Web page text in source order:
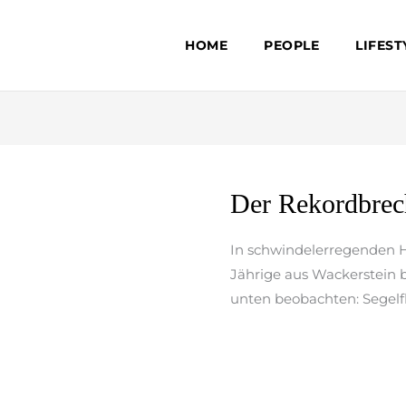
HOME PEOPLE
Der
In schwindelerregenden
Jährige aus Wackerstein
unten beobachten:
Der